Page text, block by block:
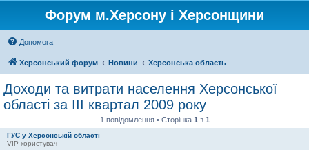
Форум м.Херсону і Херсонщини
Допомога
Херсонський форум Новини Херсонська область
Доходи та витрати населення Херсонської
області за ІІІ квартал 2009 року
1 повідомлення • Сторінка 1 з 1
ГУС у Херсонській області
VIP користувач